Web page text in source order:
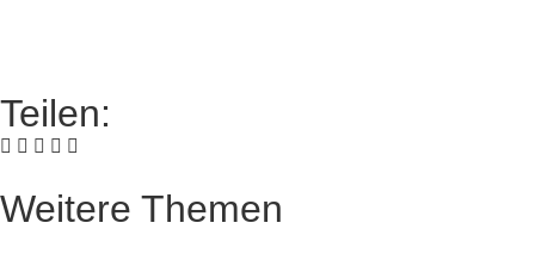
Teilen:
Weitere Themen